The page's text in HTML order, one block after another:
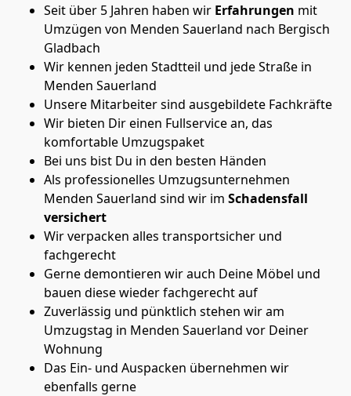
Seit über 5 Jahren haben wir Erfahrungen mit
Umzügen von Menden Sauerland nach Bergisch
Gladbach
Wir kennen jeden Stadtteil und jede Straße in
Menden Sauerland
Unsere Mitarbeiter sind ausgebildete Fachkräfte
Wir bieten Dir einen Fullservice an, das
komfortable Umzugspaket
Bei uns bist Du in den besten Händen
Als professionelles Umzugsunternehmen
Menden Sauerland sind wir im Schadensfall
versichert
Wir verpacken alles transportsicher und
fachgerecht
Gerne demontieren wir auch Deine Möbel und
bauen diese wieder fachgerecht auf
Zuverlässig und pünktlich stehen wir am
Umzugstag in Menden Sauerland vor Deiner
Wohnung
Das Ein- und Auspacken übernehmen wir
ebenfalls gerne